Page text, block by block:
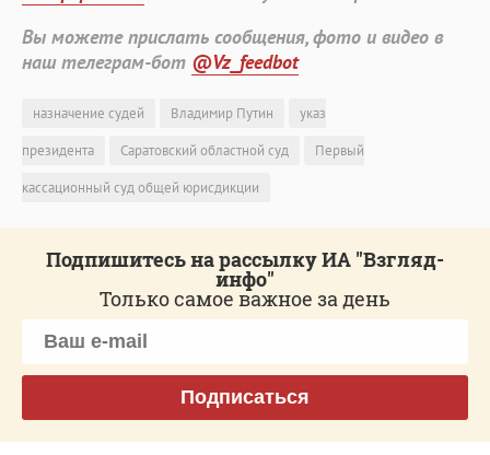
Вы можете прислать сообщения, фото и видео в
наш телеграм-бот @Vz_feedbot
назначение судей Владимир Путин
указ
президента
Саратовский областной суд
Первый
кассационный суд общей юрисдикции
Подпишитесь на рассылку ИА "Взгляд-
инфо"
Только самое важное за день
Подписаться